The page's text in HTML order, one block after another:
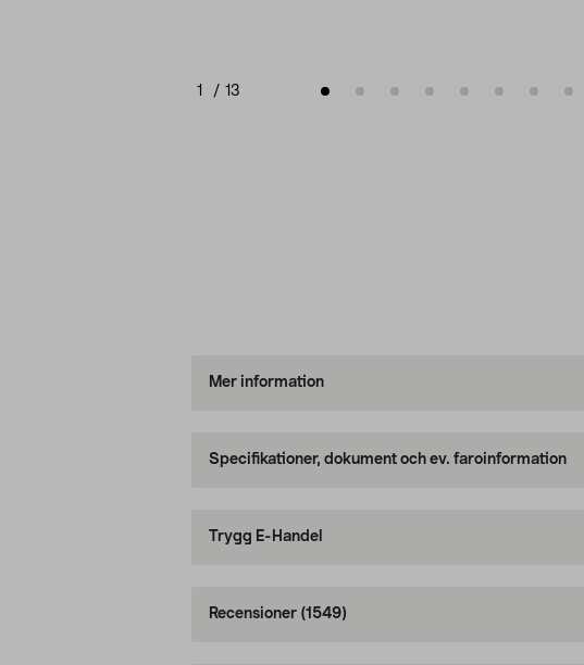
1 / 13
Mer information
Specifikationer, dokument och ev. faroinformation
Trygg E-Handel
Recensioner (1549)